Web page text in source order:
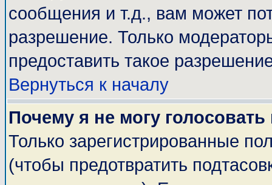
сообщения и т.д., вам может
разрешение. Только
предоставить такое
Вернуться к началу
Почему я не могу
Только зарегистрированные
(чтобы предотвратить